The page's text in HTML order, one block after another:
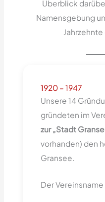
Überblick
Namensgebung
1920 – 1947
Unsere 14
gründeten im
zur „Stadt
vorhanden) den
Gransee.
Der